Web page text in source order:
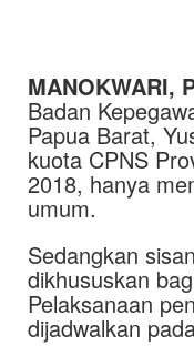
MANOKWARI,
Badan
Papua Barat,
kuota CPNS
2018, hanya
umum.
Sedangkan
dikhususkan
Pelaksanaan
dijadwalkan